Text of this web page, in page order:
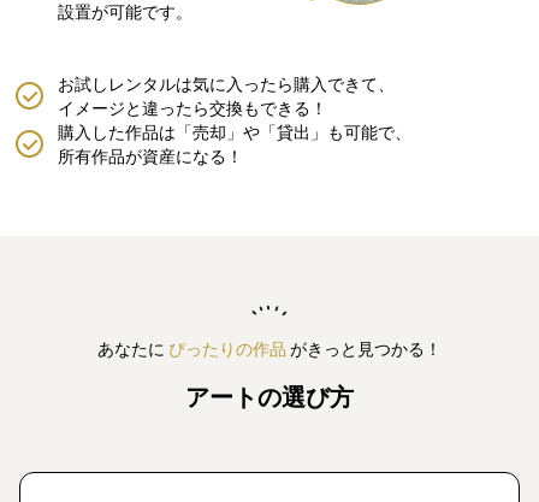
設置が可能です。
購入した作品は「売却」や「貸出」も可能で、
所有作品が資産になる！
お試しレンタルは気に入ったら購入できて、
イメージと違ったら交換もできる！
あなたに ぴったりの作品 がきっと見つかる！
アートの選び方